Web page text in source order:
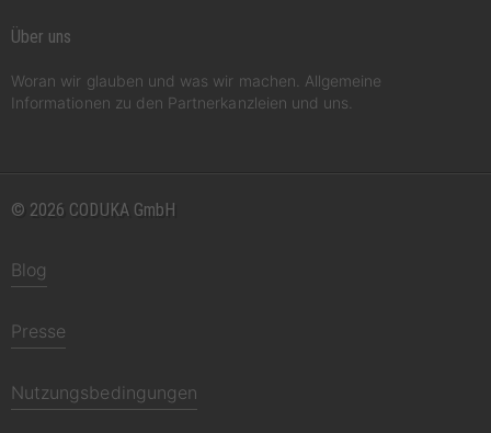
Über uns
Woran wir glauben und was wir machen. Allgemeine
Informationen zu den Partnerkanzleien und uns.
© 2026 CODUKA GmbH
Blog
Presse
Nutzungsbedingungen